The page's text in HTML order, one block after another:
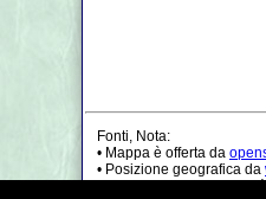
Fonti, Nota:
• Mappa è offerta da
• Posizione geografica da